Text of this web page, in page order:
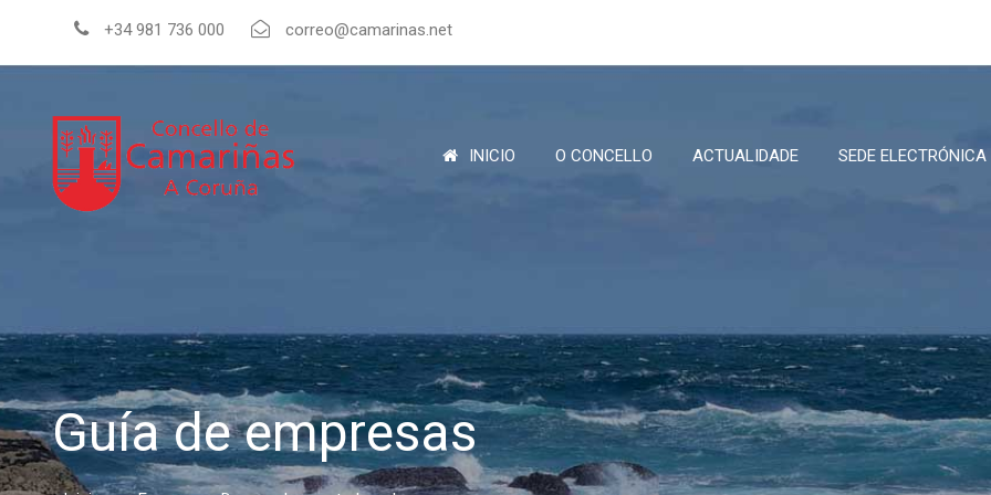
+34 981 736 000 correo@camarinas.net
INICIO O CONCELLO ACTUALIDADE SEDE ELECTRÓNICA
Guía de empresas